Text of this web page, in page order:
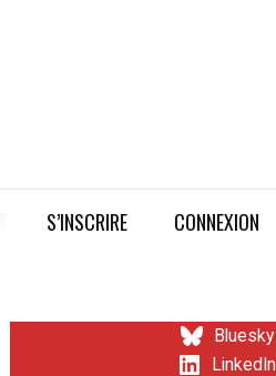
S’INSCRIRE CONNEXION
Bluesky
LinkedIn